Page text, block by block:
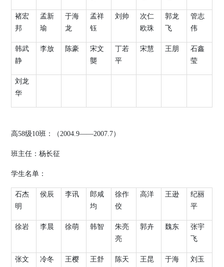
褚宏
邦
孟新
瑜
于海
龙
孟祥
钰
刘帅
次仁
欧珠
郭龙
飞
管志
伟
韩武
静
李放 陈豪
宋文
龑
丁若
平
宋慧 王朋
石鑫
莹
刘龙
华
高58级10班：（2004.9——2007.7）
班主任：杨长征
学生名单：
石杰
明
侯辰 李讯
郎咸
均
徐作
佼
高洋 王逊
纪丽
平
徐岩 李晨 徐萌 韩智
朱亮
亮
郭卉 魏东
张宇
飞
张文
冷冬
王樱
王舒
陈天
王昆
于海
刘玉